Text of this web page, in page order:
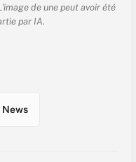
de une peut avoir été
par IA.
News